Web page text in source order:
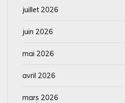
juillet 2026
juin 2026
mai 2026
avril 2026
mars 2026